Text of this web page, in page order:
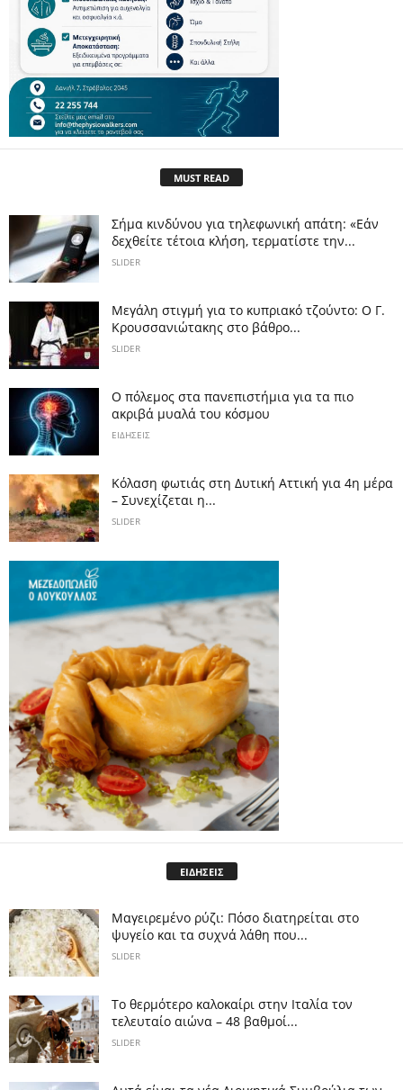
MUST READ
Σήμα κινδύνου για τηλεφωνική απάτη: «Εάν
δεχθείτε τέτοια κλήση, τερματίστε την...
SLIDER
Μεγάλη στιγμή για το κυπριακό τζούντο: Ο Γ.
Κρουσσανιώτακης στο βάθρο...
SLIDER
Ο πόλεμος στα πανεπιστήμια για τα πιο
ακριβά μυαλά του κόσμου
ΕΙΔΗΣΕΙΣ
Κόλαση φωτιάς στη Δυτική Αττική για 4η μέρα
– Συνεχίζεται η...
SLIDER
ΕΙΔΗΣΕΙΣ
Μαγειρεμένο ρύζι: Πόσο διατηρείται στο
ψυγείο και τα συχνά λάθη που...
SLIDER
Το θερμότερο καλοκαίρι στην Ιταλία τον
τελευταίο αιώνα – 48 βαθμοί...
SLIDER